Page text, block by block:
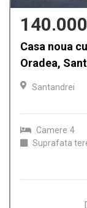
Casa noua
Oradea,
Santandrei
Camere 4
Suprafata